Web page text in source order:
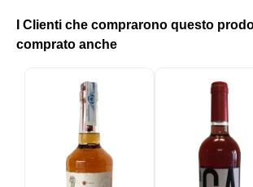
I Clienti che comprarono questo
comprato anche